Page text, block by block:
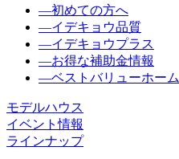
―初めての方へ
―イデキョウ品質
―イデキョウプラス
―お得な補助金情報
―ベストバリューホーム
モデルハウス
イベント情報
ラインナップ